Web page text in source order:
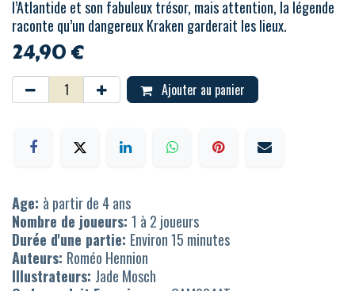
l’Atlantide et son fabuleux trésor, mais attention, la légende
raconte qu’un dangereux Kraken garderait les lieux.
24,90€
Ajouter au panier
Age: à partir de 4 ans
Nombre de joueurs: 1 à 2 joueurs
Durée d'une partie: Environ 15 minutes
Auteurs: Roméo Hennion
Illustrateurs: Jade Mosch